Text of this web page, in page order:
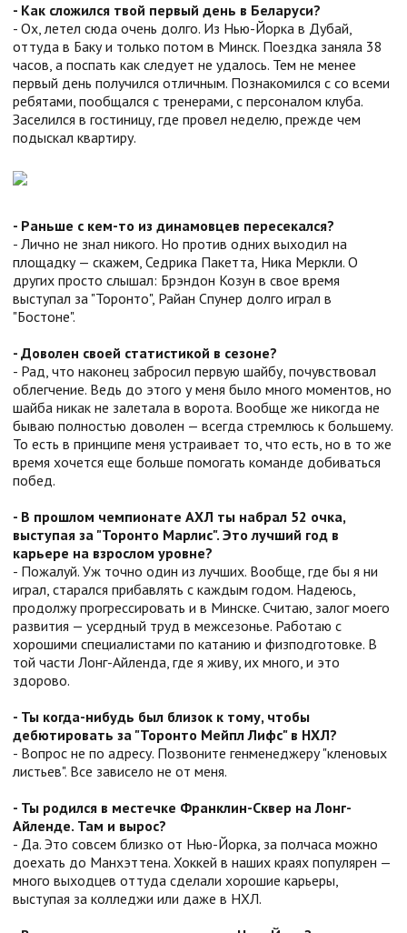
- Как сложился твой первый день в Беларуси?
- Ох, летел сюда очень долго. Из Нью-Йорка в Дубай,
оттуда в Баку и только потом в Минск. Поездка заняла 38
часов, а поспать как следует не удалось. Тем не менее
первый день получился отличным. Познакомился с со всеми
ребятами, пообщался с тренерами, с персоналом клуба.
Заселился в гостиницу, где провел неделю, прежде чем
подыскал квартиру.
- Раньше с кем-то из динамовцев пересекался?
- Лично не знал никого. Но против одних выходил на
площадку — скажем, Седрика Пакетта, Ника Меркли. О
других просто слышал: Брэндон Козун в свое время
выступал за "Торонто", Райан Спунер долго играл в
"Бостоне".
- Доволен своей статистикой в сезоне?
- Рад, что наконец забросил первую шайбу, почувствовал
облегчение. Ведь до этого у меня было много моментов, но
шайба никак не залетала в ворота. Вообще же никогда не
бываю полностью доволен — всегда стремлюсь к большему.
То есть в принципе меня устраивает то, что есть, но в то же
время хочется еще больше помогать команде добиваться
побед.
- В прошлом чемпионате АХЛ ты набрал 52 очка,
выступая за "Торонто Марлис". Это лучший год в
карьере на взрослом уровне?
- Пожалуй. Уж точно один из лучших. Вообще, где бы я ни
играл, старался прибавлять с каждым годом. Надеюсь,
продолжу прогрессировать и в Минске. Считаю, залог моего
развития — усердный труд в межсезонье. Работаю с
хорошими специалистами по катанию и физподготовке. В
той части Лонг-Айленда, где я живу, их много, и это
здорово.
- Ты когда-нибудь был близок к тому, чтобы
дебютировать за "Торонто Мейпл Лифс" в НХЛ?
- Вопрос не по адресу. Позвоните генменеджеру "кленовых
листьев". Все зависело не от меня.
- Ты родился в местечке Франклин-Сквер на Лонг-
Айленде. Там и вырос?
- Да. Это совсем близко от Нью-Йорка, за полчаса можно
доехать до Манхэттена. Хоккей в наших краях популярен —
много выходцев оттуда сделали хорошие карьеры,
выступая за колледжи или даже в НХЛ.